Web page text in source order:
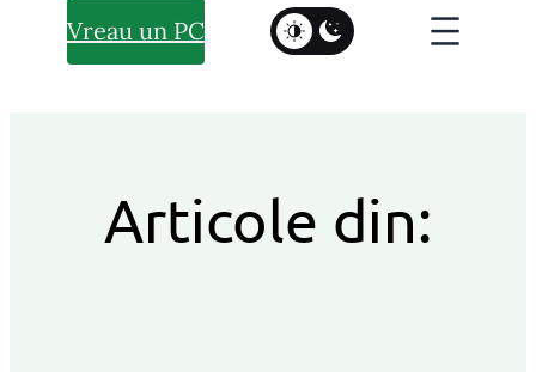
Vreau un PC
Articole din: